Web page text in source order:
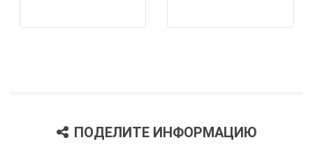
ПОДЕЛИТЕ ИНФОРМАЦИЮ